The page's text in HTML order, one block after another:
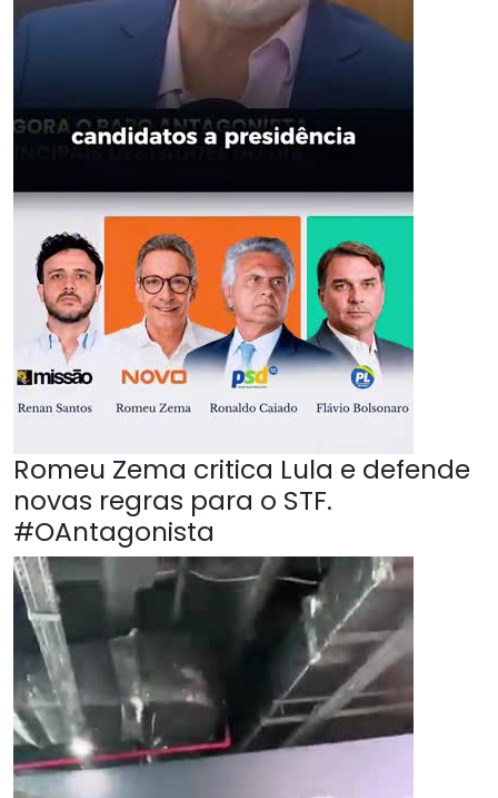
Romeu Zema critica Lula e defende
novas regras para o STF.
#OAntagonista